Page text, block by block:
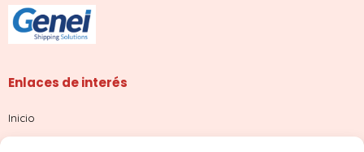
Enlaces de interés
Inicio